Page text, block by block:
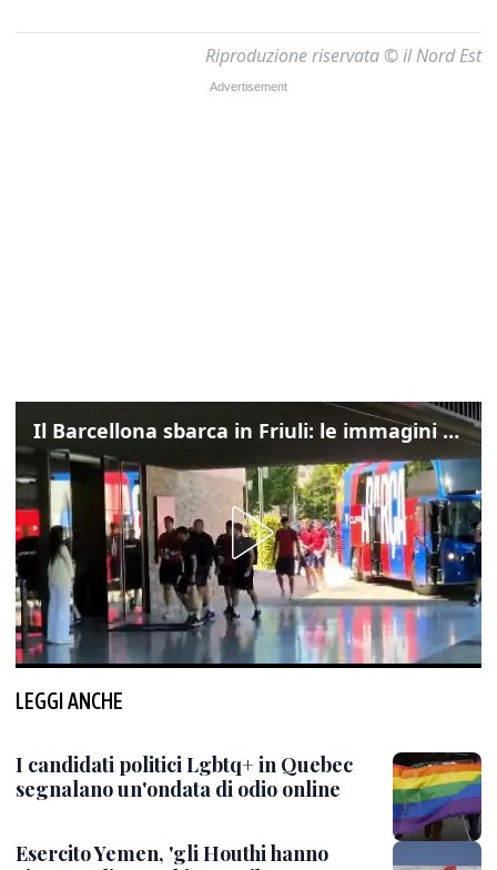
Riproduzione riservata © il Nord Est
Il Barcellona sbarca in Friuli: le immagini dell'arrivo in albergo
LEGGI ANCHE
I candidati politici Lgbtq+ in Quebec
segnalano un'ondata di odio online
Esercito Yemen, 'gli Houthi hanno